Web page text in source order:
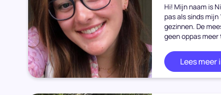
Hi! Mijn naam is
pas als sinds
gezinnen. De
geen oppas meer
Lees meer